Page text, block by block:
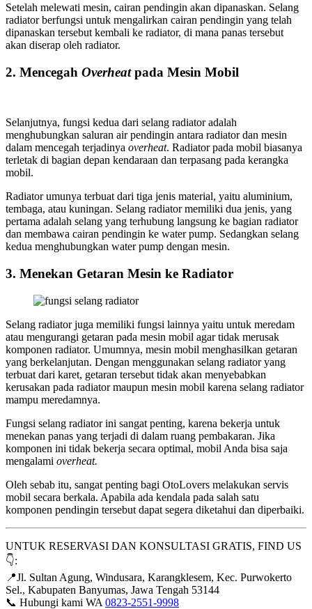
Setelah melewati mesin, cairan pendingin akan dipanaskan. Selang
radiator berfungsi untuk mengalirkan cairan pendingin yang telah
dipanaskan tersebut kembali ke radiator, di mana panas tersebut
akan diserap oleh radiator.
2. Mencegah Overheatpada Mesin Mobil
Selanjutnya, fungsi kedua dari selang radiator adalah
menghubungkan saluran air pendingin antara radiator dan mesin
dalam mencegah terjadinya overheat. Radiator pada mobil biasanya
terletak di bagian depan kendaraan dan terpasang pada kerangka
mobil.
Radiator umunya terbuat dari tiga jenis material, yaitu aluminium,
tembaga, atau kuningan. Selang radiator memiliki dua jenis, yang
pertama adalah selang yang terhubung langsung ke bagian radiator
dan membawa cairan pendingin ke water pump. Sedangkan selang
kedua menghubungkan water pump dengan mesin.
3. Menekan Getaran Mesin ke Radiator
Selang radiator juga memiliki fungsi lainnya yaitu untuk meredam
atau mengurangi getaran pada mesin mobil agar tidak merusak
komponen radiator. Umumnya, mesin mobil menghasilkan getaran
yang berkelanjutan. Dengan menggunakan selang radiator yang
terbuat dari karet, getaran tersebut tidak akan menyebabkan
kerusakan pada radiator maupun mesin mobil karena selang radiator
mampu meredamnya.
Fungsi selang radiator ini sangat penting, karena bekerja untuk
menekan panas yang terjadi di dalam ruang pembakaran. Jika
komponen ini tidak bekerja secara optimal, mobil Anda bisa saja
mengalami overheat.
Oleh sebab itu, sangat penting bagi OtoLovers melakukan servis
mobil secara berkala. Apabila ada kendala pada salah satu
komponen pendingin tersebut dapat segera diketahui dan diperbaiki.
UNTUK RESERVASI DAN KONSULTASI GRATIS, FIND US
👇:
📍Jl. Sultan Agung, Windusara, Karangklesem, Kec. Purwokerto
Sel., Kabupaten Banyumas, Jawa Tengah 53144
📞 Hubungi kami WA 0823-2551-9998